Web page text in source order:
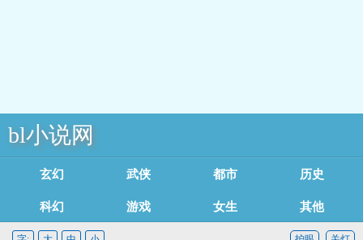
bl小说网
玄幻魔法 武侠修真 都市言情 历史军事
科幻灵异 游戏竞技 女生耽美 其他类型